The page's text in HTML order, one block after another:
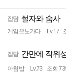
잡담 썰자와 숨사
게임은노가다 Lv.17
잡담 간만에 작위
아침밥 Lv.73 조회